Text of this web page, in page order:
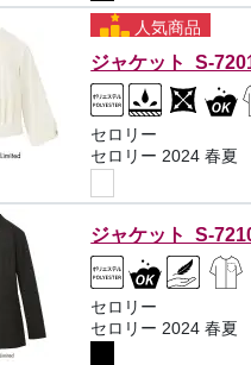
人気商品
ジャケット S-
セロリー
セロリー 2024 春夏
ジャケット S-
セロリー
セロリー 2024 春夏